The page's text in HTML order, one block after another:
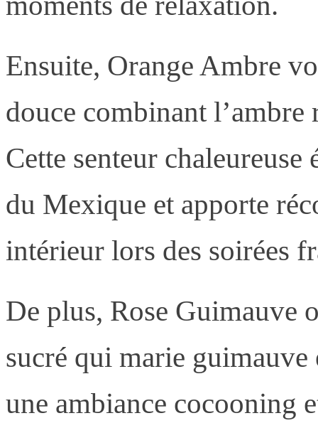
Ensuite, Orange Ambre
douce combinant l’ambre
Cette senteur
du Mexique et apporte
intérieur lors des soirées
De plus, Rose Guimauve
sucré qui marie guimauve
une ambiance cocooning